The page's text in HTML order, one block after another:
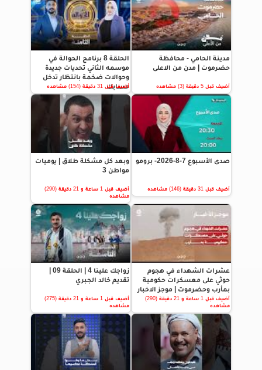
مدينة الحامي - محافظة
حضرموت | مدن من الاعلى
أضيف قبل 5 دقيقة (3) مشاهده
الحلقة 8 برنامج الحوالة في
موسمه الثاني تحديات جديدة
وحوالات ضخمة بانتظار تدخل
حسابك
أضيف قبل 31 دقيقة (154) مشاهده
صدى الأسبوع 7-8-2026- برومو
أضيف قبل 31 دقيقة (146) مشاهده
وبعد كل مشكلة طلاق | يوميات
مواطن 3
أضيف قبل 1 ساعة و 21 دقيقة (290)
مشاهده
عشرات الشهداء في هجوم
حوثي على معسكرات حكومية
بمأرب وحضرموت | موجز الاخبار
أضيف قبل 1 ساعة و 21 دقيقة (290)
مشاهده
تقديم خالد الجبري
أضيف قبل 1 ساعة و 21 دقيقة (275)
مشاهده